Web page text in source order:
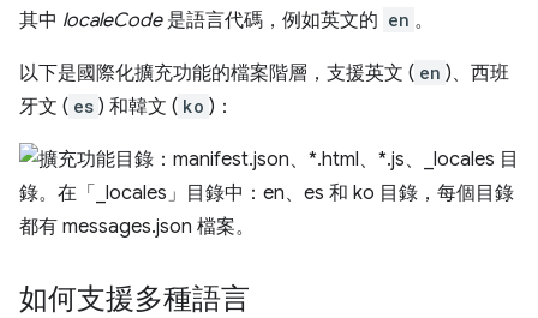
其中 localeCode是語言代碼，例如英文的 en 。
以下是國際化擴充功能的檔案階層，支援英文 ( en )、西班
牙文 ( es ) 和韓文 ( ko )：
如何支援多種語言